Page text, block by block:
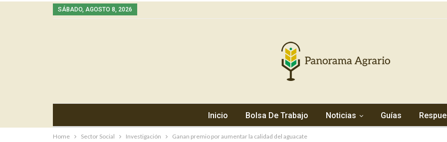
SÁBADO, AGOSTO 8, 2026
Inicio Bolsa De Trabajo Noticias Guías
Home Sector Social Investigación Ganan premio por aumentar la calidad del aguacate